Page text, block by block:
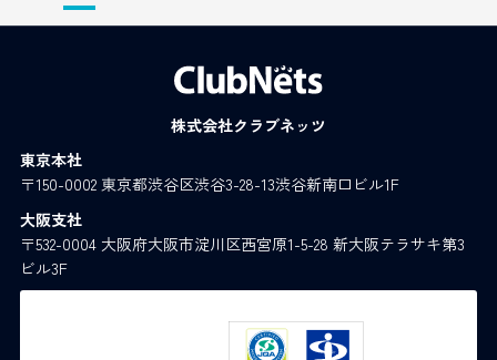
株式会社クラブネッツ
東京本社
〒150-0002 東京都渋谷区渋谷3-28-13渋谷新南口ビル1F
大阪支社
〒532-0004 大阪府大阪市淀川区西宮原1-5-28 新大阪テラサキ第3
ビル3F